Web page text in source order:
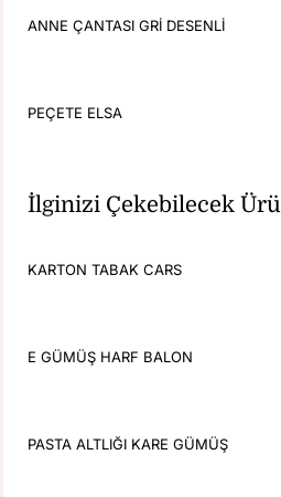
ANNE ÇANTASI GRİ DESENLİ
PEÇETE ELSA
İlginizi Çekebilecek
KARTON TABAK CARS
E GÜMÜŞ HARF BALON
PASTA ALTLIĞI KARE GÜMÜŞ